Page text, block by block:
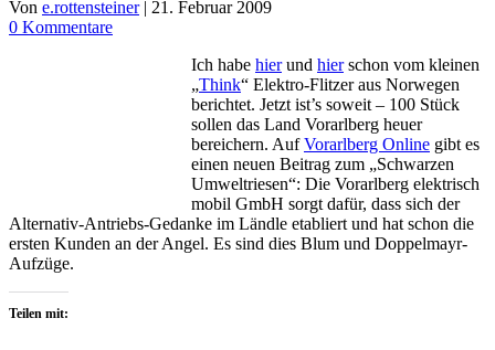
Von e.rottensteiner | 21. Februar 2009
0 Kommentare
Ich habe hierund hierschon vom kleinen
„Think“ Elektro-Flitzer aus Norwegen
berichtet. Jetzt ist’s soweit – 100 Stück
sollen das Land Vorarlberg heuer
bereichern. AufVorarlberg Online gibt es
einen neuen Beitrag zum „Schwarzen
Umweltriesen“: Die Vorarlberg elektrisch
mobil GmbH sorgt dafür, dass sich der
Alternativ-Antriebs-Gedanke im Ländle etabliert und hat schon die
ersten Kunden an der Angel. Es sind dies Blum und Doppelmayr-
Aufzüge.
Teilen mit: